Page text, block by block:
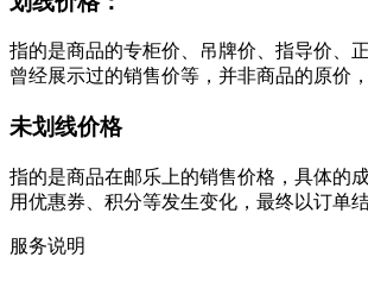
指的是商品的专柜价、吊牌价、指导价、
曾经展示过的销售价等，并非商品的原价
未划线价格
指的是商品在邮乐上的销售价格，具体的
用优惠券、积分等发生变化，最终以订单
服务说明